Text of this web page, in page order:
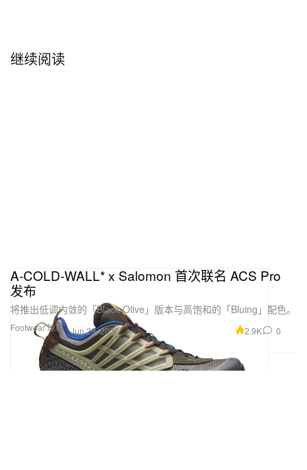
继续阅读
Footwear 球鞋
A-COLD-WALL* x Salomon 首次联名 ACS Pro
发布
将推出低调内敛的「Black Olive」版本与高饱和的「Bluing」配色。
Jun 29, 2026 2.9K 0